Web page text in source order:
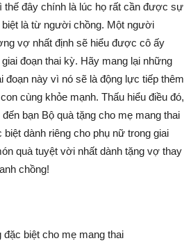
đây chính là lúc họ rất cần được sự
là từ người chồng. Một người
vợ nhất định sẽ hiểu được cô ấy
đoạn thai kỳ. Hãy mang lại những
đoạn này vì nó sẽ là động lực tiếp thêm
cùng khỏe mạnh. Thấu hiểu điều đó,
bạn Bộ quà tặng cho mẹ mang thai
dành riêng cho phụ nữ trong giai
quà tuyệt vời nhất dành tặng vợ thay
chồng!
đặc biệt cho mẹ mang thai